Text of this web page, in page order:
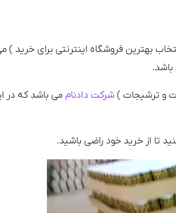
بهترین فروشگاه اینترنتی برای خرید )
باشد.
و ترشیجات ) شرکت دادنام می باشد که در
تا از خرید خود راضی باشید.